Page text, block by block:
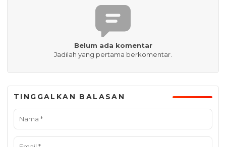
Belum ada komentar
Jadilah yang pertama berkomentar.
TINGGALKAN BALASAN